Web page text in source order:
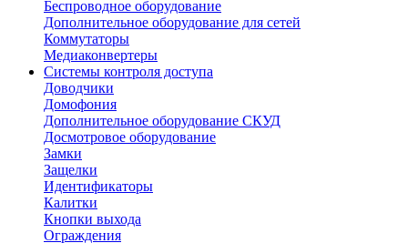
Беспроводное оборудование
Дополнительное оборудование для сетей
Коммутаторы
Медиаконвертеры
Системы контроля доступа
Доводчики
Домофония
Дополнительное оборудование СКУД
Досмотровое оборудование
Замки
Защелки
Идентификаторы
Калитки
Кнопки выхода
Ограждения